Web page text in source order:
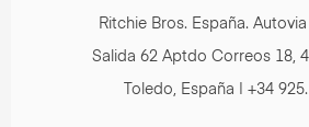
Ritchie Bros. España.
Salida 62 Aptdo Correos 18,
Toledo, España | +34